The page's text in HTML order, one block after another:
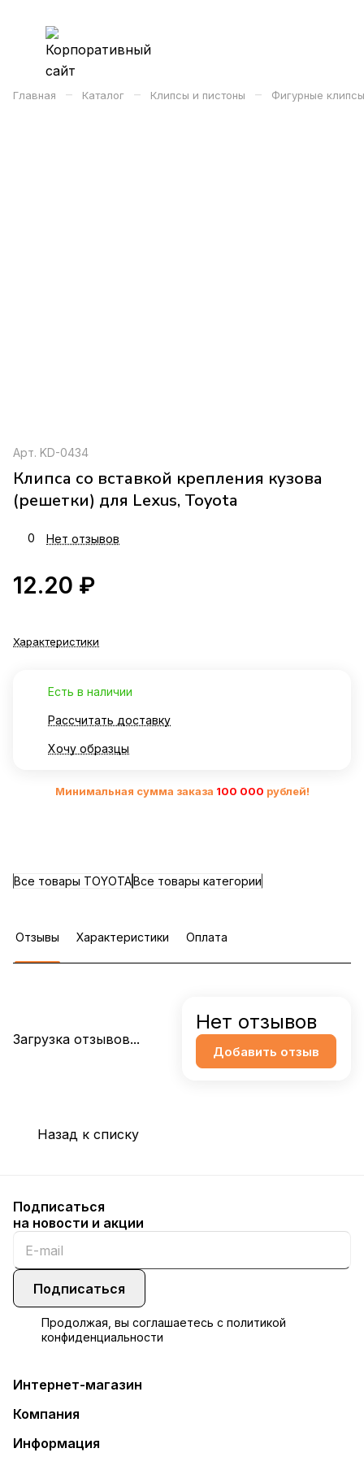
Главная – Каталог – Клипсы и пистоны – Фигурные
Арт. KD-0434
Клипса со вставкой крепления кузова
(решетки) для Lexus, Toyota
0 Нет отзывов
12.20 ₽
Характеристики
Есть в наличии
Рассчитать доставку
Хочу образцы
Минимальная сумма заказа 100 000 рублей!
Все товары TOYOTAВсе товары категории
Отзывы Характеристики Оплата
Загрузка отзывов...
Нет отзывов
Добавить отзыв
Назад к списку
Подписаться
на новости и акции
Подписаться
Продолжая, вы соглашаетесь с политикой
конфиденциальности
Интернет-магазин
Компания
Информация